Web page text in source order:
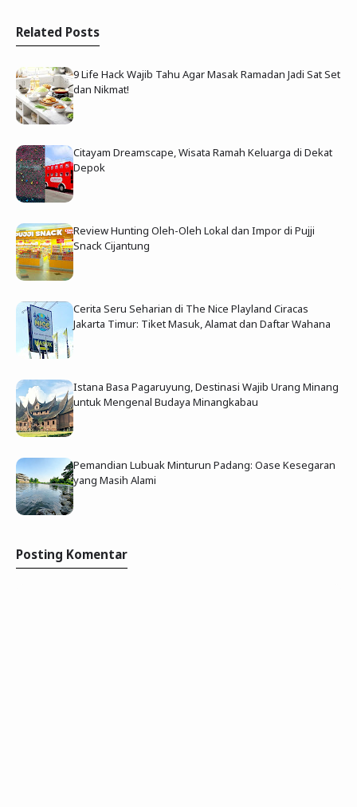
Related Posts
9 Life Hack Wajib Tahu Agar Masak Ramadan Jadi Sat Set
dan Nikmat!
Citayam Dreamscape, Wisata Ramah Keluarga di Dekat
Depok
Review Hunting Oleh-Oleh Lokal dan Impor di Pujji
Snack Cijantung
Cerita Seru Seharian di The Nice Playland Ciracas
Jakarta Timur: Tiket Masuk, Alamat dan Daftar Wahana
Istana Basa Pagaruyung, Destinasi Wajib Urang Minang
untuk Mengenal Budaya Minangkabau
Pemandian Lubuak Minturun Padang: Oase Kesegaran
yang Masih Alami
Posting Komentar